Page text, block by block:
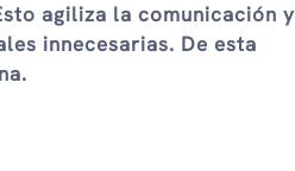
agiliza la comunicación y
innecesarias. De esta